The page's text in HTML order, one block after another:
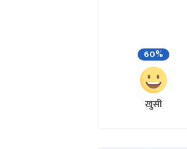
60%
खुसी